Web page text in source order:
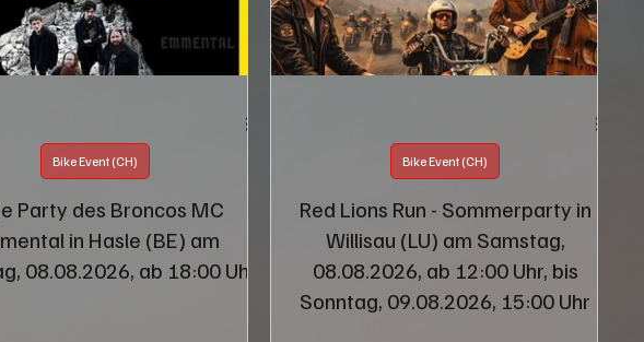
Party des Broncos MC
in Hasle (BE) am
08.08.2026, ab 18:00 Uhr
Bike Event (CH)
Red Lions Run - Sommerparty in
Willisau (LU) am Samstag,
08.08.2026, ab 12:00 Uhr, bis
Sonntag, 09.08.2026, 15:00 Uhr
Bike Event (CH)